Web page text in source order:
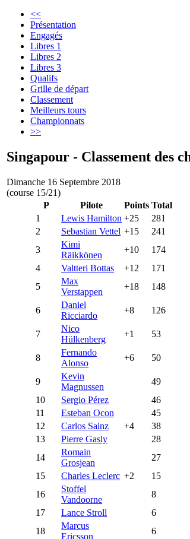
<<
Présentation
Engagés
Libres 1
Libres 2
Libres 3
Qualifs
Grille de départ
Classement
Meilleurs tours
Championnats
>>
Singapour - Classement des
Dimanche 16 Septembre 2018
(course 15/21)
P
Pilote Points Total
1
Lewis Hamilton +25
281
2
Sebastian Vettel +15
241
3
Kimi
Räikkönen
+10
174
4
Valtteri Bottas +12
171
5
Max
Verstappen
+18 148
6
Daniel
Ricciardo
+8 126
7
Nico
Hülkenberg
+1 53
8
Fernando
Alonso
+6 50
9
Kevin
Magnussen
49
10
Sergio Pérez
46
11
Esteban Ocon
45
12
Carlos Sainz +4
38
13
Pierre Gasly
28
14
Romain
Grosjean
27
15
Charles Leclerc +2
15
16
Stoffel
Vandoorne
8
17
Lance Stroll
6
18
Marcus
Ericsson
6